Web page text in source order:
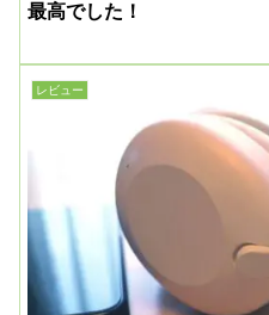
最高でした！
レビュー